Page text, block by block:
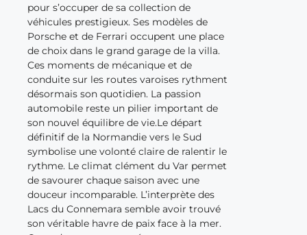
pour s’occuper de sa collection de
véhicules prestigieux. Ses modèles de
Porsche et de Ferrari occupent une place
de choix dans le grand garage de la villa.
Ces moments de mécanique et de
conduite sur les routes varoises rythment
désormais son quotidien. La passion
automobile reste un pilier important de
son nouvel équilibre de vie.Le départ
définitif de la Normandie vers le Sud
symbolise une volonté claire de ralentir le
rythme. Le climat clément du Var permet
de savourer chaque saison avec une
douceur incomparable. L’interprète des
Lacs du Connemara semble avoir trouvé
son véritable havre de paix face à la mer.